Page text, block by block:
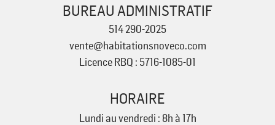
BUREAU ADMINISTRATIF
514 290-2025
vente@habitationsnoveco.com
Licence RBQ : 5716-1085-01
HORAIRE
Lundi au vendredi : 8h à 17h